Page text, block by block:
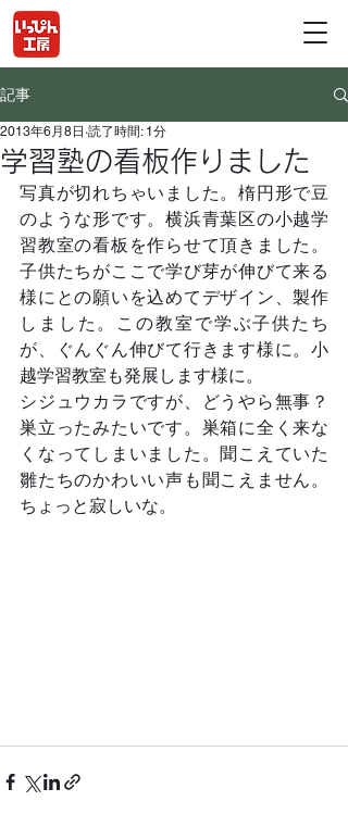
記事
学習塾の看板作りました
2013年6月8日 読了時間: 1分
写真が切れちゃいました。楕円形で豆
のような形です。横浜青葉区の小越学
習教室の看板を作らせて頂きました。
子供たちがここで学び芽が伸びて来る
様にとの願いを込めてデザイン、製作
しました。この教室で学ぶ子供たち
が、ぐんぐん伸びて行きます様に。小
越学習教室も発展します様に。
シジュウカラですが、どうやら無事？
巣立ったみたいです。巣箱に全く来な
くなってしまいました。聞こえていた
雛たちのかわいい声も聞こえません。